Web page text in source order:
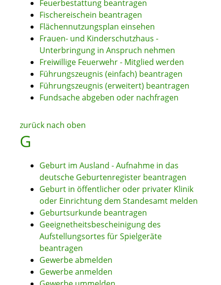
Feuerbestattung beantragen
Fischereischein beantragen
Flächennutzungsplan einsehen
Frauen- und Kinderschutzhaus -
Unterbringung in Anspruch nehmen
Freiwillige Feuerwehr - Mitglied werden
Führungszeugnis (einfach) beantragen
Führungszeugnis (erweitert) beantragen
Fundsache abgeben oder nachfragen
zurück nach oben
G
Geburt im Ausland - Aufnahme in das
deutsche Geburtenregister beantragen
Geburt in öffentlicher oder privater Klinik
oder Einrichtung dem Standesamt melden
Geburtsurkunde beantragen
Geeignetheitsbescheinigung des
Aufstellungsortes für Spielgeräte
beantragen
Gewerbe abmelden
Gewerbe anmelden